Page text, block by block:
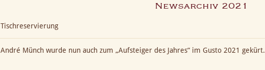
Newsarchiv 2021
Tischreservierung
André Münch wurde nun auch zum „Aufsteiger des Jahres“ im Gusto 2021 gekürt.